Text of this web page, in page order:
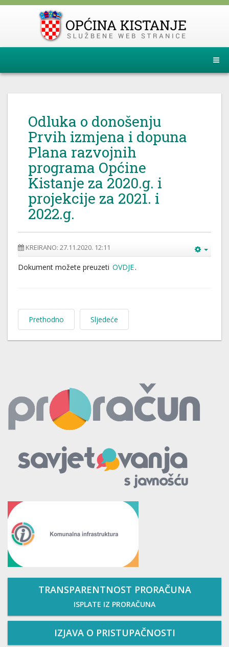
Odluka o donošenju
Prvih izmjena i dopuna
Plana razvojnih
programa Općine
Kistanje za 2020.g. i
projekcije za 2021. i
2022.g.
KREIRANO: 27.11.2020. 12:11
Dokument možete preuzeti OVDJE.
Prethodno Sljedeće
TRANSPARENTNOST PRORAČUNA
ISPLATE IZ PRORAČUNA
IZJAVA O PRISTUPAČNOSTI